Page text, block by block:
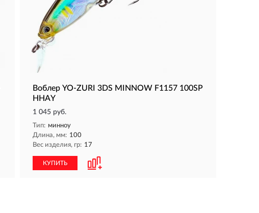
Воблер YO-ZURI 3DS MINNOW F1157 100SP
HHAY
1 045 руб.
Тип: минноу
Длина, мм: 100
Вес изделия, гр: 17
КУПИТЬ